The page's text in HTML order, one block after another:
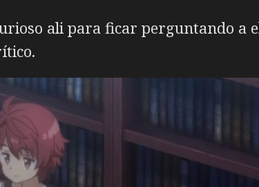
ali para ficar perguntando a